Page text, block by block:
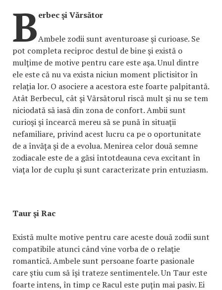
Berbec şi Vărsător
Ambele zodii sunt aventuroase şi curioase. Se
pot completa reciproc destul de bine şi există o
mulţime de motive pentru care este aşa. Unul dintre
ele este că nu va exista niciun moment plictisitor în
relaţia lor. O asociere a acestora este foarte palpitantă.
Atât Berbecul, cât şi Vărsătorul riscă mult şi nu se tem
niciodată să iasă din zona de confort. Ambii sunt
curioşi şi încearcă mereu să se pună în situaţii
nefamiliare, privind acest lucru ca pe o oportunitate
de a învăţa şi de a evolua. Menirea celor două semne
zodiacale este de a găsi întotdeauna ceva excitant în
viaţa lor de cuplu şi sunt caracterizate prin entuziasm.
Taur şi Rac
Există multe motive pentru care aceste două zodii sunt
compatibile atunci când vine vorba de o relaţie
romantică. Ambele sunt persoane foarte pasionale
care ştiu cum să îşi trateze sentimentele. Un Taur este
foarte intens, în timp ce Racul este puţin mai pasiv. Ei